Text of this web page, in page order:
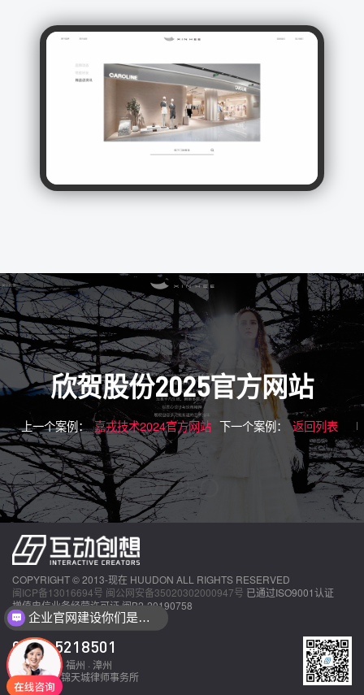
欣贺股份2025官方网站
上一个案例： 嘉戎技术2024官方网站 下一个案例： 返回列表
COPYRIGHT © 2013-现在 HUUDON ALL RIGHTS RESERVED
闽ICP备13016694号 闽公网安备35020302000947号 已通过ISO9001认证
增值电信业务经营许可证 闽B2-20190758
0592-5218501
厦门 · 泉州 · 福州 · 漳州
法律顾问：锦天城律师事务所
做一款app大概多少费用？